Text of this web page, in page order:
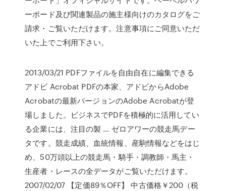
ーボード及び関連製品の施主様向けのカタログをご
請求・ご覧いただけます。注意事項にご同意いただ
いた上でご利用下さい。
2013/03/21 PDFファイルを自由自在に編集できる
アドビ Acrobat PDFの本家、アドビからAdobe
Acrobatの最新バージョンのAdobe Acrobatが登
場しました。ビジネスでPDFを積極的に活用してい
る企業には、注目の製 … ゼロアワーの競走馬デー
タです。競走成績、血統情報、産駒情報などをはじ
め、50万頭以上の競走馬・騎手・調教師・馬主・
生産者・レースの全データがご覧いただけます。
2007/02/07 【定価89％OFF】 中古価格￥200（税